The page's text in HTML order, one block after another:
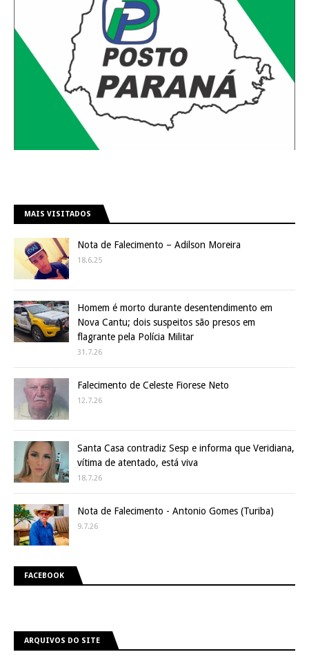
MAIS VISITADOS
Nota de Falecimento – Adilson Moreira
18.6.25
Homem é morto durante desentendimento em
Nova Cantu; dois suspeitos são presos em
flagrante pela Polícia Militar
31.7.26
Falecimento de Celeste Fiorese Neto
12.7.26
Santa Casa contradiz Sesp e informa que Veridiana,
vítima de atentado, está viva
18.7.26
Nota de Falecimento - Antonio Gomes (Turiba)
9.7.26
FACEBOOK
ARQUIVOS DO SITE